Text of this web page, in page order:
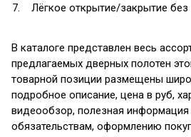
Лёгкое открытие/закрытие
В каталоге представлен весь
предлагаемых дверных полотен
товарной позиции размещены
подробное описание, цена в руб,
видеообзор, полезная информация
обязательствам, оформлению